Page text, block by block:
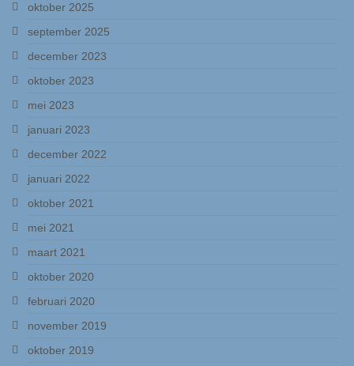
Het bedrijf
Reparatieservice
Martin Logan Service
Verkoopkeuring
Nieuws
Hansted Audio Nieuws
Contact
oktober 2025
september 2025
december 2023
oktober 2023
mei 2023
januari 2023
december 2022
januari 2022
oktober 2021
mei 2021
maart 2021
oktober 2020
februari 2020
november 2019
oktober 2019